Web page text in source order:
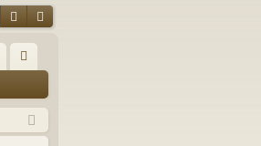
SucheErweiterte Suche
ist
rie